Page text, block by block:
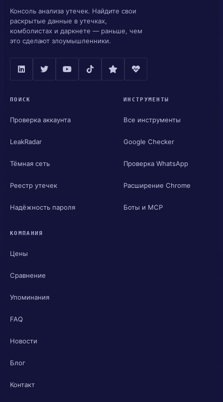
Консоль анализа утечек. Найдите свои
раскрытые данные в утечках,
комболистах и даркнете — раньше, чем
это сделают злоумышленники.
ПОИСК
Проверка аккаунта
LeakRadar
Тёмная сеть
Реестр утечек
Надёжность пароля
ИНСТРУМЕНТЫ
Все инструменты
Google Checker
Проверка WhatsApp
Расширение Chrome
Боты и MCP
КОМПАНИЯ
Цены
Сравнение
Упоминания
FAQ
Новости
Блог
Контакт